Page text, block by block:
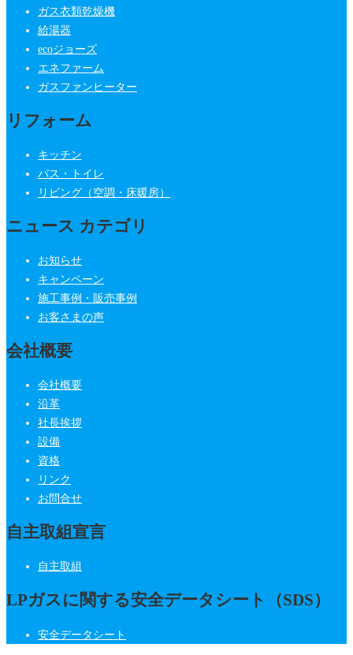
ガス衣類乾燥機
給湯器
ecoジョーズ
エネファーム
ガスファンヒーター
リフォーム
キッチン
バス・トイレ
リビング（空調・床暖房）
ニュース カテゴリ
お知らせ
キャンペーン
施工事例・販売事例
お客さまの声
会社概要
会社概要
沿革
社長挨拶
設備
資格
リンク
お問合せ
自主取組宣言
自主取組
LPガスに関する安全データシート（SDS）
安全データシート